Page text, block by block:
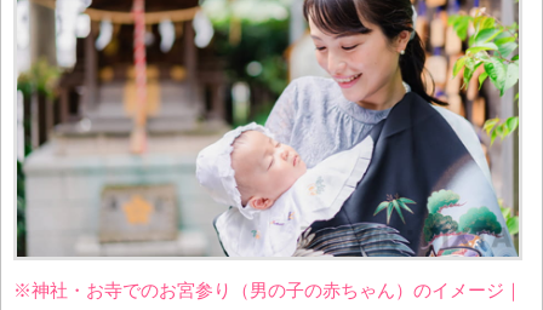
※神社・お寺でのお宮参り（男の子の赤ちゃん）のイメージ｜